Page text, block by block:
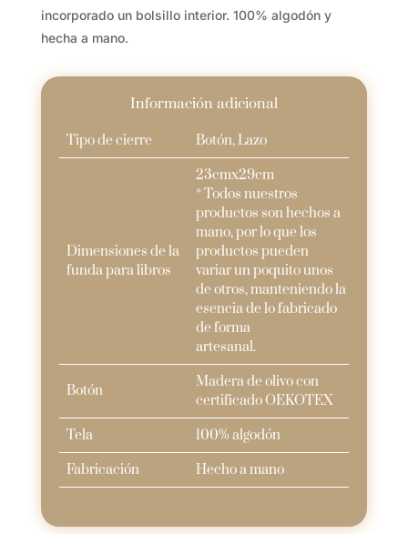
incorporado un bolsillo interior. 100% algodón y
hecha a mano.
Información adicional
Tipo de cierre Botón, Lazo
Dimensiones de la
funda para libros
23cmx29cm
* Todos nuestros
productos son hechos a
mano, por lo que los
productos pueden
variar un poquito unos
de otros, manteniendo la
esencia de lo fabricado
de forma
artesanal.
Botón
Madera de olivo con
certificado OEKOTEX
Tela
100% algodón
Fabricación
Hecho a mano